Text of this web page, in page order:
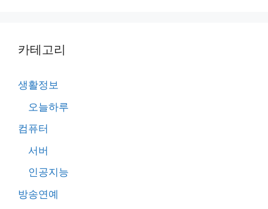
카테고리
생활정보
오늘하루
컴퓨터
서버
인공지능
방송연예